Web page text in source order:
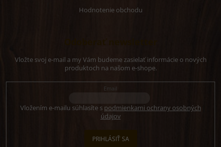
Hodnotenie obchodu
Vložte svoj e-mail a my Vám budeme zasielať informácie o nových
produktoch na našom e-shope.
Email
Vložením e-mailu súhlasíte s podmienkami ochrany osobných
údajov
PRIHLÁSIŤ SA